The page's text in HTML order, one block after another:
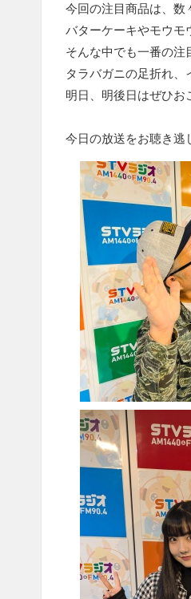
今回の注目商品は、数
バターケーキやモウモ
そんな中でも一番の注
タラバガニの足折れ、
明日、明後日はぜひお
今日の放送をお聴き逃